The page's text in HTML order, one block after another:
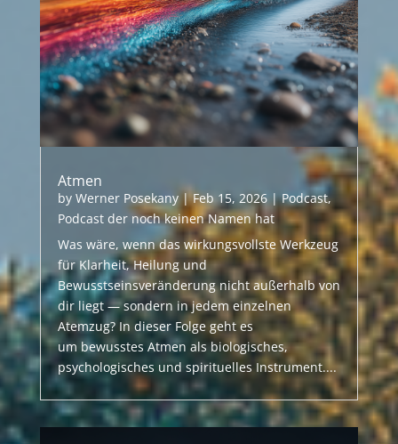
Atmen
by Werner Posekany|Feb 15, 2026|Podcast,
Podcast der noch keinen Namen hat
Was wäre, wenn das wirkungsvollste Werkzeug
für Klarheit, Heilung und
Bewusstseinsveränderung nicht außerhalb von
dir liegt — sondern in jedem einzelnen
Atemzug? In dieser Folge geht es
um bewusstes Atmen als biologisches,
psychologisches und spirituelles Instrument....